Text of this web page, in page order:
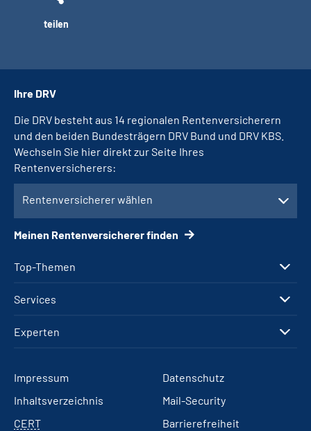
teilen
Top-Themen
Services
Experten
Ihre DRV
Die DRV besteht aus 14 regionalen Rentenversicherern
und den beiden Bundesträgern DRV Bund und DRV KBS.
Wechseln Sie hier direkt zur Seite Ihres
Rentenversicherers:
Rentenversicherer wählen
Meinen Rentenversicherer finden
Impressum
Datenschutz
Inhaltsverzeichnis
Mail-Security
CERT
Barrierefreiheit